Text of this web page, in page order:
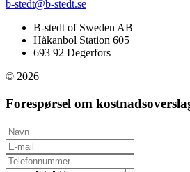
b-stedt@b-stedt.se
B-stedt of Sweden AB
Håkanbol Station 605
693 92 Degerfors
© 2026
Forespørsel om